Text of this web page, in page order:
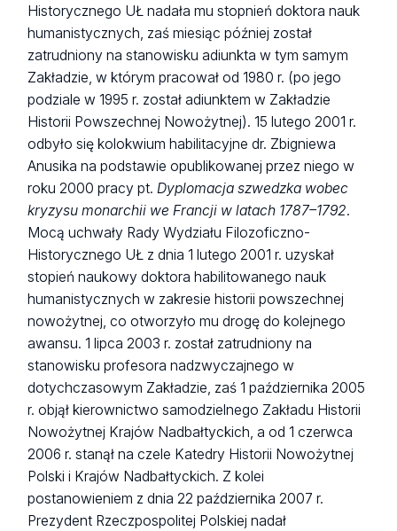
Historycznego UŁ nadała mu stopnień doktora nauk
humanistycznych, zaś miesiąc później został
zatrudniony na stanowisku adiunkta w tym samym
Zakładzie, w którym pracował od 1980 r. (po jego
podziale w 1995 r. został adiunktem w Zakładzie
Historii Powszechnej Nowożytnej). 15 lutego 2001 r.
odbyło się kolokwium habilitacyjne dr. Zbigniewa
Anusika na podstawie opublikowanej przez niego w
roku 2000 pracy pt.Dyplomacja szwedzka wobec
kryzysu monarchii we Francji w latach 1787–1792.
Mocą uchwały Rady Wydziału Filozoficzno-
Historycznego UŁ z dnia 1 lutego 2001 r. uzyskał
stopień naukowy doktora habilitowanego nauk
humanistycznych w zakresie historii powszechnej
nowożytnej, co otworzyło mu drogę do kolejnego
awansu. 1 lipca 2003 r. został zatrudniony na
stanowisku profesora nadzwyczajnego w
dotychczasowym Zakładzie, zaś 1 października 2005
r. objął kierownictwo samodzielnego Zakładu Historii
Nowożytnej Krajów Nadbałtyckich, a od 1 czerwca
2006 r. stanął na czele Katedry Historii Nowożytnej
Polski i Krajów Nadbałtyckich. Z kolei
postanowieniem z dnia 22 października 2007 r.
Prezydent Rzeczpospolitej Polskiej nadał